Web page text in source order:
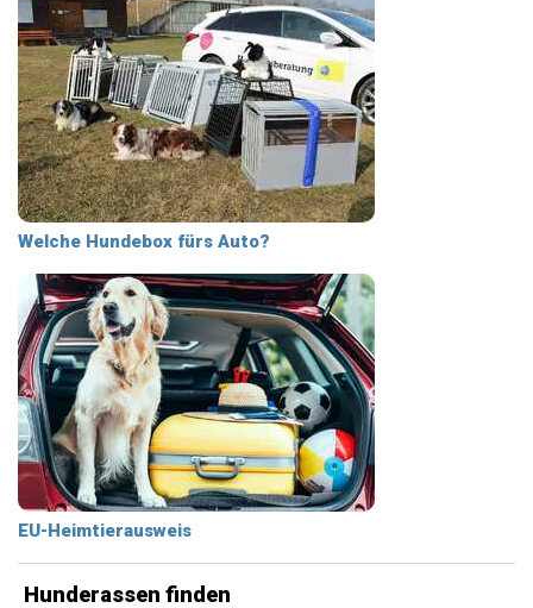
Welche Hundebox fürs Auto?
EU-Heimtierausweis
Hunderassen finden